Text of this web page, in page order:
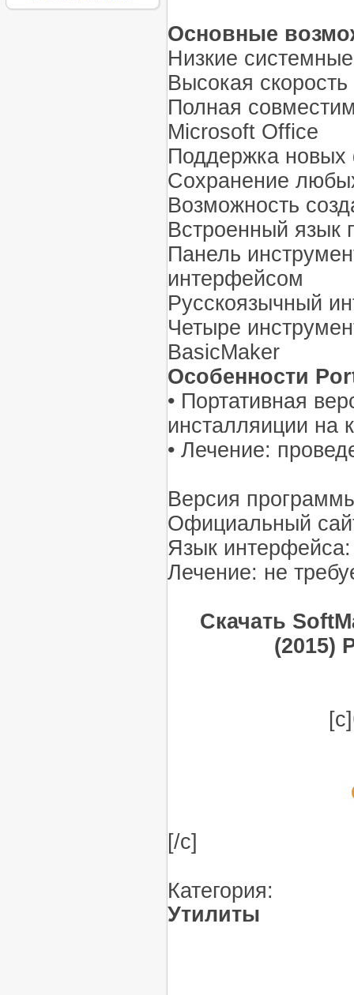
Основные
Низкие
Высокая
Полная
Microsoft Office
Поддержка
Сохранение
Возможность
Встроенный язык
Панель
интерфейсом
Русскоязычный
Четыре
BasicMaker
Особенности
• Портативная
инсталляиции на
• Лечение:
Версия
Официальный
Язык интерфейса:
Лечение: не
Скачать
(2015)
[c]
[/c]
Категория:
Утилиты